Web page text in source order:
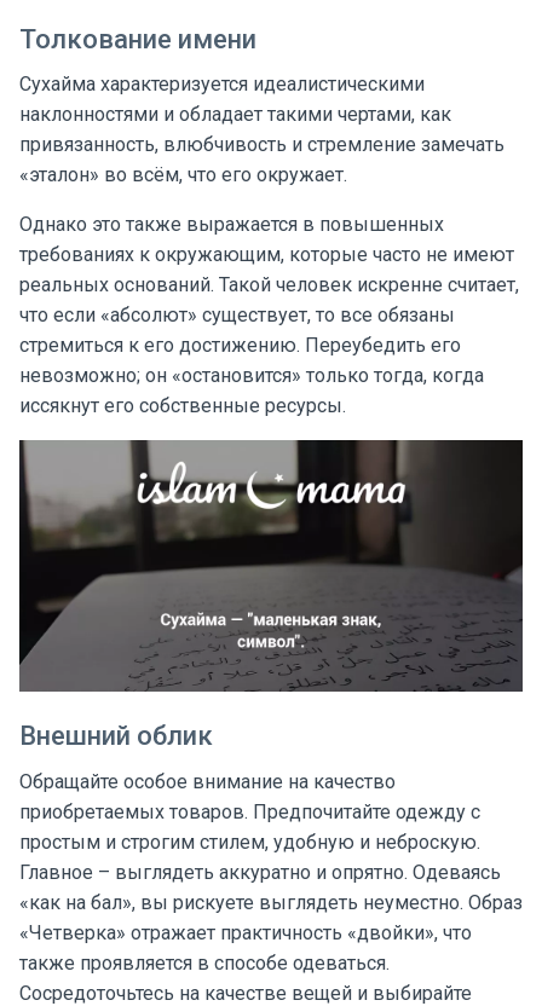
Толкование имени
Сухайма характеризуется идеалистическими
наклонностями и обладает такими чертами, как
привязанность, влюбчивость и стремление замечать
«эталон» во всём, что его окружает.
Однако это также выражается в повышенных
требованиях к окружающим, которые часто не имеют
реальных оснований. Такой человек искренне считает,
что если «абсолют» существует, то все обязаны
стремиться к его достижению. Переубедить его
невозможно; он «остановится» только тогда, когда
иссякнут его собственные ресурсы.
Внешний облик
Обращайте особое внимание на качество
приобретаемых товаров. Предпочитайте одежду с
простым и строгим стилем, удобную и неброскую.
Главное – выглядеть аккуратно и опрятно. Одеваясь
«как на бал», вы рискуете выглядеть неуместно. Образ
«Четверка» отражает практичность «двойки», что
также проявляется в способе одеваться.
Сосредоточьтесь на качестве вещей и выбирайте